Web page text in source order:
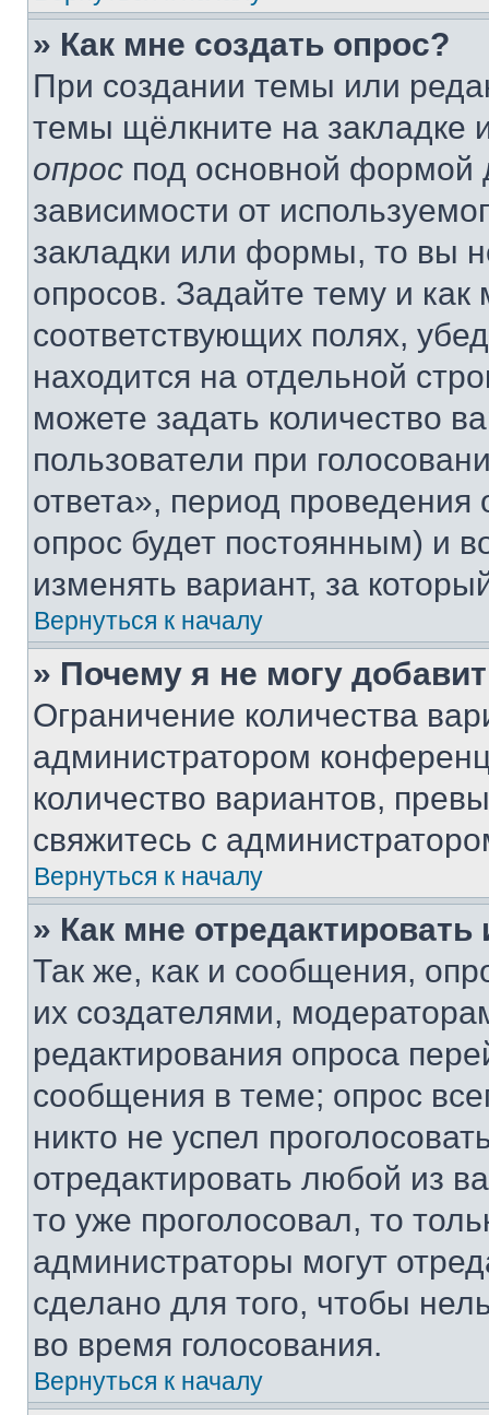
» Как мне создать опрос?
При создании темы или
темы щёлкните на
опрос под основной формой
зависимости от
закладки или формы, то вы
опросов. Задайте тему и
соответствующих полях,
находится на отдельной
можете задать количество
пользователи при
ответа», период проведения
опрос будет постоянным) и
изменять вариант, за
Вернуться к началу
» Почему я не могу
Ограничение количества
администратором
количество вариантов,
свяжитесь с
Вернуться к началу
» Как мне
Так же, как и сообщения,
их создателями,
редактирования опроса
сообщения в теме; опрос
никто не успел
отредактировать любой из
то уже проголосовал, то
администраторы могут
сделано для того, чтобы
во время голосования.
Вернуться к началу